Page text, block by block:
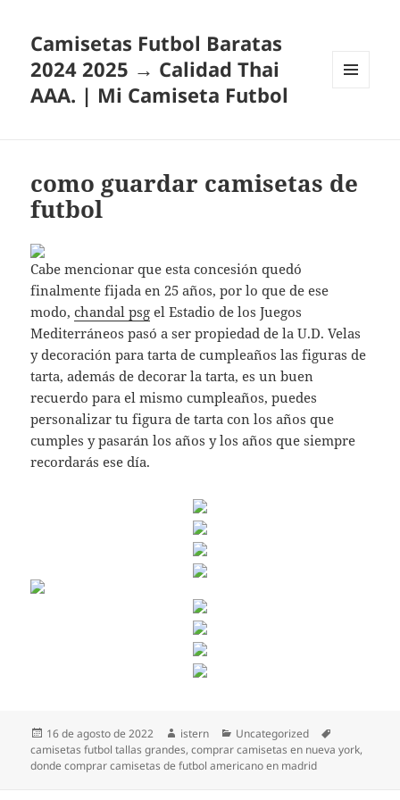
Camisetas Futbol Baratas
2024 2025 → Calidad Thai
AAA. | Mi Camiseta Futbol
como guardar camisetas de
futbol
Cabe mencionar que esta concesión quedó
finalmente fijada en 25 años, por lo que de ese
modo,chandal psg el Estadio de los Juegos
Mediterráneos pasó a ser propiedad de la U.D. Velas
y decoración para tarta de cumpleaños las figuras de
tarta, además de decorar la tarta, es un buen
recuerdo para el mismo cumpleaños, puedes
personalizar tu figura de tarta con los años que
cumples y pasarán los años y los años que siempre
recordarás ese día.
Publicado
el
16 de agosto de 2022 Autor
istern Categorías
Uncategorized
camisetas futbol tallas grandes,comprar camisetas en nueva york,
donde comprar camisetas de futbol americano en madrid